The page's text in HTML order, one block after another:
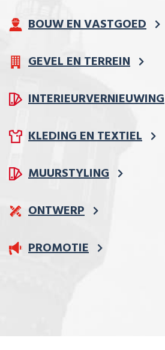
BOUW EN VASTGOED
GEVEL EN TERREIN
INTERIEURVERNIEUWING
KLEDING EN TEXTIEL
MUURSTYLING
ONTWERP
PROMOTIE